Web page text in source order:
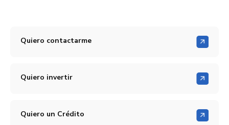
Quiero contactarme
Quiero invertir
Quiero un Crédito